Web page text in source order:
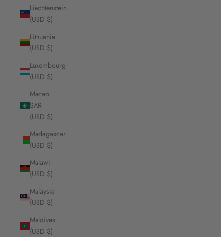
Liechtenstein
(USD $)
Lithuania
(USD $)
Luxembourg
(USD $)
Macao
SAR
(USD $)
Madagascar
(USD $)
Malawi
(USD $)
Malaysia
(USD $)
Maldives
(USD $)